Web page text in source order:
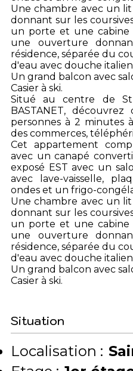
Une chambre avec un
donnant sur les
un porte et une cabine
une ouverture
résidence, séparée du
d'eau avec douche
Un grand balcon avec
Casier à ski.
Situé au centre de St
BASTANET,
personnes à 2 minutes
des commerces,
Cet appartement
avec un canapé
exposé EST avec un
avec lave-vaisselle,
ondes et un frigo-
Une chambre avec un
donnant sur les
un porte et une cabine
une ouverture
résidence, séparée du
d'eau avec douche
Un grand balcon avec
Casier à ski.
Situation
Localisation :